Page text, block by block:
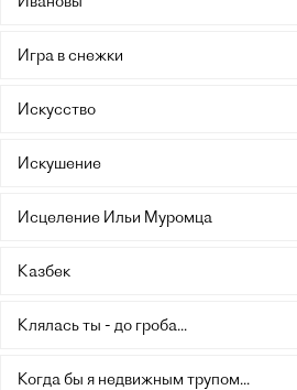
Игра в снежки
Искусство
Искушение
Исцеление Ильи Муромца
Казбек
Клялась ты - до гроба...
Когда бы я недвижным трупом...